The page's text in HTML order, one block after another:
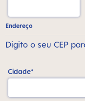
Endereço
Digito o seu CEP
Cidade*